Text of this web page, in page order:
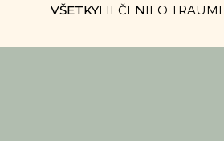
VŠETKYLIEČENIEO